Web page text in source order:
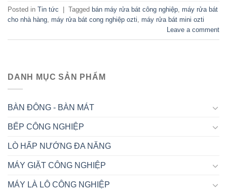
Posted in Tin tức Tagged bán máy rửa bát công nghiệp, máy rửa bát
cho nhà hàng, máy rửa bát cong nghiệp ozti, máy rửa bát mini ozti
Leave a comment
DANH MỤC SẢN PHẨM
BÀN ĐÔNG - BÀN MÁT
BẾP CÔNG NGHIỆP
LÒ HẤP NƯỚNG ĐA NĂNG
MÁY GIẶT CÔNG NGHIỆP
MÁY LÀ LÔ CÔNG NGHIỆP